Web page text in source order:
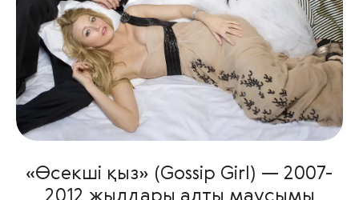
«Өсекші қыз» (Gossip Girl) — 2007-